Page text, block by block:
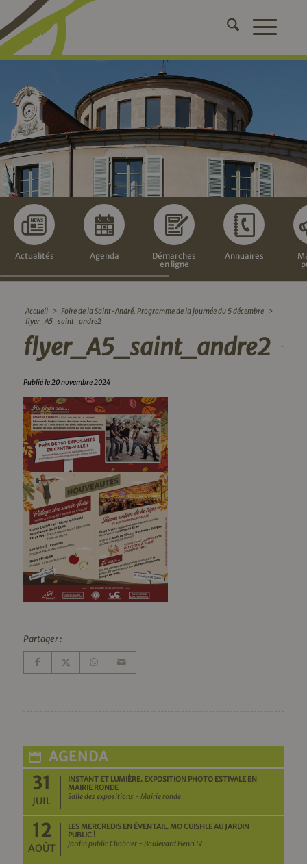
Actualités Agenda
Démarches
en ligne
Annuaires
Accueil > Foire de la Saint-André. Programme de la journée du 5 décembre >
flyer_A5_saint_andre2
flyer_A5_saint_andre2
Publié le 20 novembre 2024
Partager :
AGENDA
31
JUIL
INSTANT ET LUMIÈRE. EXPOSITION PHOTO ESTIVALE EN
MAIRIE RONDE
Salle des expositions - Mairie ronde
12
AOÛT
LES MERCREDIS EN ÉVENTAIL. MO CUISHLE AU JARDIN
PUBLIC !
Jardin public Chabrier - Boulevard Henri IV